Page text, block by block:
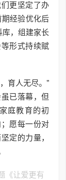
更坚定了办
经验优化后
库，组建家长
形式持续赋
育人无尽。”
已落幕，但
庭教育的初
愿每一份对
定的力量，
《让爱更有